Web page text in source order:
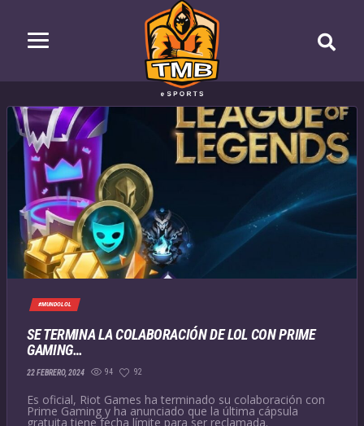
#MUNDOLOL
SE TERMINA LA COLABORACIÓN DE LOL CON PRIME
GAMING…
22 FEBRERO, 2024 94 92
Es oficial, Riot Games ha terminado su colaboración con
Prime Gaming y ha anunciado que la última cápsula
gratuita tiene fecha límite para ser reclamada.